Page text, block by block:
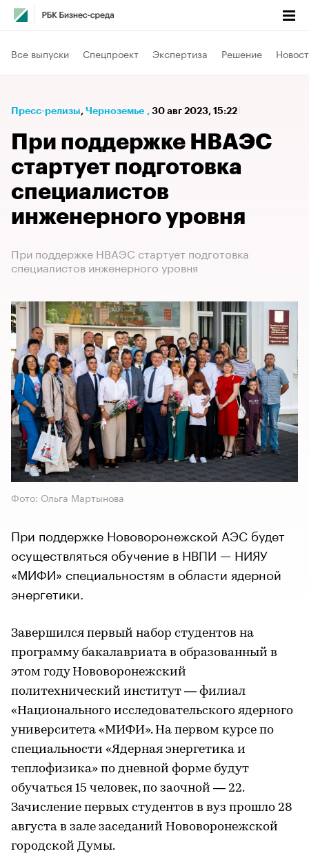
Все выпуски Спецпроект Экспертиза Решение
Пресс-релизы⁠, Черноземье , 30 авг 2023, 15:22
При поддержке НВАЭС
стартует подготовка
специалистов
инженерного уровня
При поддержке НВАЭС стартует подготовка
специалистов инженерного уровня
Фото: Ольга Мартынова
При поддержке Нововоронежской АЭС будет
осуществляться обучение в НВПИ — НИЯУ
«МИФИ» специальностям в области ядерной
энергетики.
Завершился первый набор студентов на
программу бакалавриата в образованный в
этом году Нововоронежский
политехнический институт — филиал
«Национального исследовательского ядерного
университета «МИФИ». На первом курсе по
специальности «Ядерная энергетика и
теплофизика» по дневной форме будут
обучаться 15 человек, по заочной — 22.
Зачисление первых студентов в вуз прошло 28
августа в зале заседаний Нововоронежской
городской Думы.